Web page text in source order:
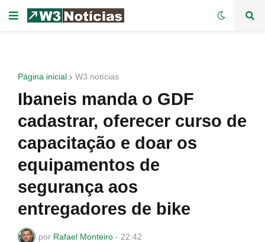
Página inicial W3 notícias
Ibaneis manda o GDF
cadastrar, oferecer curso de
capacitação e doar os
equipamentos de
segurança aos
entregadores de bike
por Rafael Monteiro - 22:42